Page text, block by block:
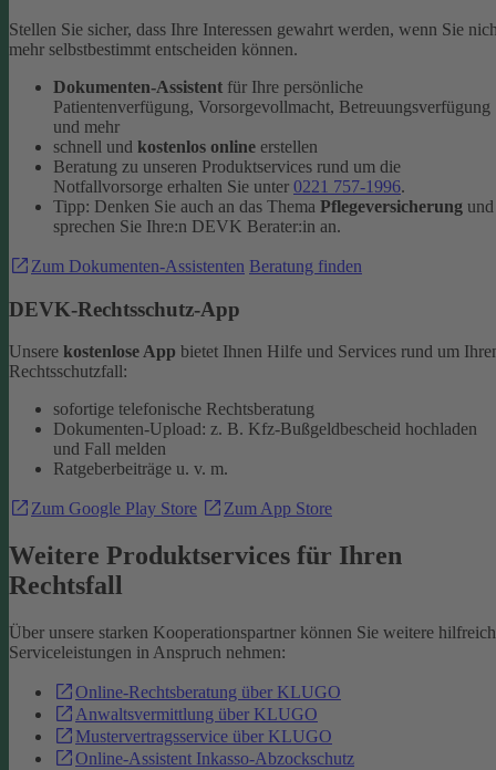
Stellen Sie sicher, dass Ihre Interessen gewahrt werden, wenn Sie
mehr selbstbestimmt entscheiden können.
Dokumenten-Assistent für Ihre persönliche
Patientenverfügung, Vorsorgevollmacht, Betreuungsverfügung
und mehr
schnell und kostenlos online erstellen
Beratung zu unseren Produktservices rund um die
Notfallvorsorge erhalten Sie unter 0221 757-1996.
Tipp: Denken Sie auch an das Thema Pflegeversicherung und
sprechen Sie Ihre:n DEVK Berater:in an.
Zum Dokumenten-Assistenten Beratung finden
DEVK-Rechtsschutz-App
Unsere kostenlose App bietet Ihnen Hilfe und Services rund um
Rechtsschutzfall:
sofortige telefonische Rechtsberatung
Dokumenten-Upload: z. B. Kfz-Bußgeldbescheid hochladen
und Fall melden
Ratgeberbeiträge u. v. m.
Zum Google Play Store Zum App Store
Weitere Produktservices für Ihren
Rechtsfall
Über unsere starken Kooperationspartner können Sie weitere
Serviceleistungen in Anspruch nehmen:
Online-Rechtsberatung über KLUGO
Anwaltsvermittlung über KLUGO
Mustervertragsservice über KLUGO
Online-Assistent Inkasso-Abzockschutz